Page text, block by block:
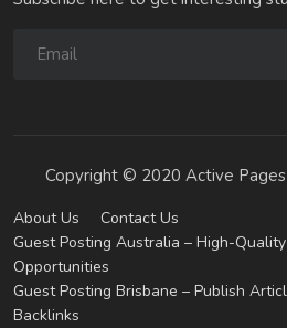
Copyright © 2020 Active
About Us
Contact Us
Guest Posting Australia – High-
Opportunities
Guest Posting Brisbane – Publish
Backlinks